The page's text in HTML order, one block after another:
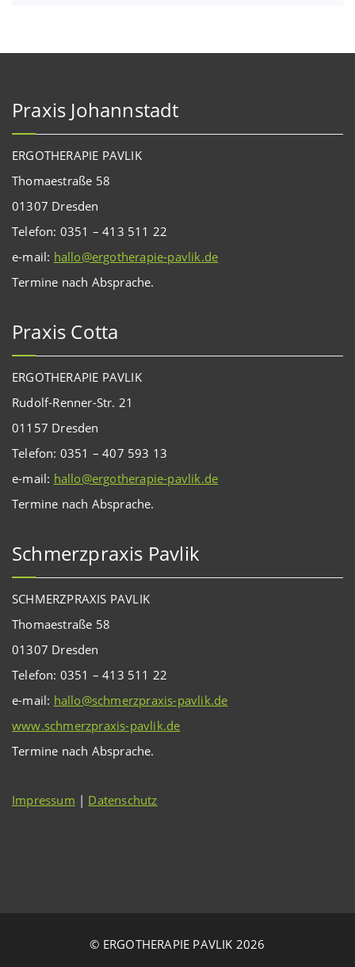
Praxis Johannstadt
ERGOTHERAPIE PAVLIK
Thomaestraße 58
01307 Dresden
Telefon: 0351 – 413 511 22
e-mail: hallo@ergotherapie-pavlik.de
Termine nach Absprache.
Praxis Cotta
ERGOTHERAPIE PAVLIK
Rudolf-Renner-Str. 21
01157 Dresden
Telefon: 0351 – 407 593 13
e-mail: hallo@ergotherapie-pavlik.de
Termine nach Absprache.
Schmerzpraxis Pavlik
SCHMERZPRAXIS PAVLIK
Thomaestraße 58
01307 Dresden
Telefon: 0351 – 413 511 22
e-mail: hallo@schmerzpraxis-pavlik.de
www.schmerzpraxis-pavlik.de
Termine nach Absprache.
Impressum | Datenschutz
© ERGOTHERAPIE PAVLIK 2026